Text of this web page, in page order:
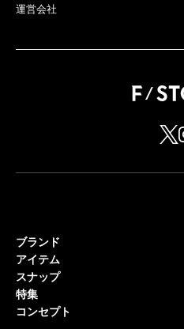
運営会社
ブランド
アイテム
スナップ
特集
コンセプト